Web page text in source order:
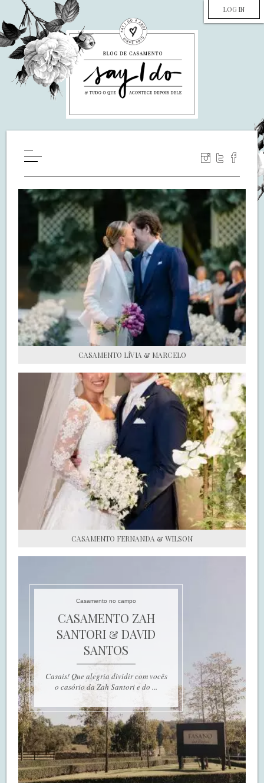
LOG IN
WILL YOU MARRY ME?
LUA DE MEL
COZINHA
DECORAÇÃO
DE NOIVA PRA NOIVA
S.O.S CASADAS
FALE COM O SAY I DO
CASAMENTO LÍVIA & MARCELO
CASAMENTO FERNANDA & WILSON
Casamento no campo
CASAMENTO ZAH
SANTORI & DAVID
SANTOS
Casais! Que alegria dividir com vocês
o casório da Zah Santori e do ...